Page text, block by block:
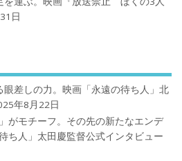
日
差しの力。映画「永遠の待ち人」北
年8月22日
がモチーフ。その先の新たなエンデ
ち人」太田慶監督公式インタビュー